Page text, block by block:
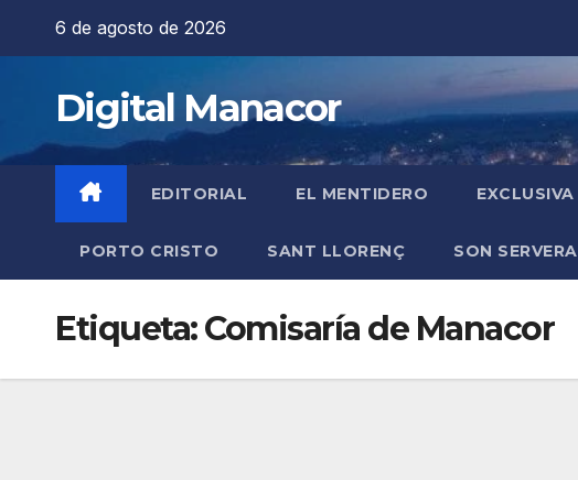
6 de agosto de 2026
Digital Manacor
EDITORIAL EL MENTIDERO EXCLUSIVA
PORTO CRISTO SANT LLORENÇ SON SERVERA
Etiqueta:Comisaría de Manacor